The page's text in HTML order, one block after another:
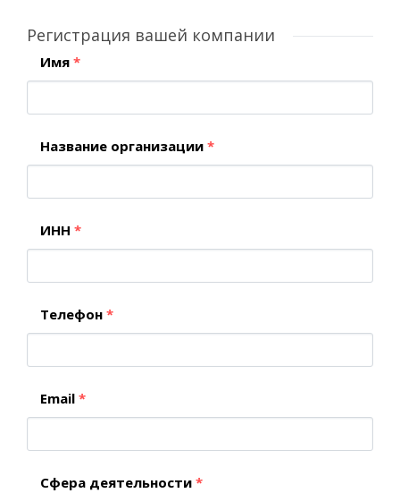
Регистрация вашей компании
Имя *
Название организации *
ИНН *
Телефон *
Email *
Сфера деятельности *